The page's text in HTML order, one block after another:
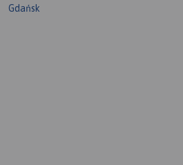
Gdańsk